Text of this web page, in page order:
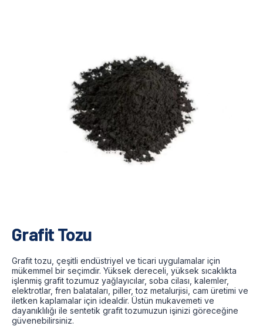
Grafit Tozu
Grafit tozu, çeşitli endüstriyel ve ticari uygulamalar için
mükemmel bir seçimdir. Yüksek dereceli, yüksek sıcaklıkta
işlenmiş grafit tozumuz yağlayıcılar, soba cilası, kalemler,
elektrotlar, fren balataları, piller, toz metalurjisi, cam üretimi ve
iletken kaplamalar için idealdir. Üstün mukavemeti ve
dayanıklılığı ile sentetik grafit tozumuzun işinizi göreceğine
güvenebilirsiniz.